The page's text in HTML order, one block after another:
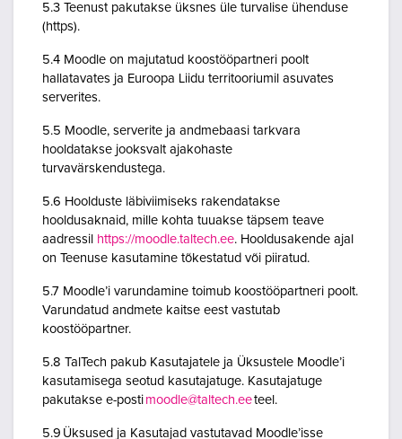
5.3 Teenust pakutakse üksnes üle turvalise ühenduse
(https).
5.4 Moodle on majutatud koostööpartneri poolt
hallatavates ja Euroopa Liidu territooriumil asuvates
serverites.
5.5 Moodle, serverite ja andmebaasi tarkvara
hooldatakse jooksvalt ajakohaste
turvavärskendustega.
5.6 Hoolduste läbiviimiseks rakendatakse
hooldusaknaid, mille kohta tuuakse täpsem teave
aadressil https://moodle.taltech.ee. Hooldusakende ajal
on Teenuse kasutamine tõkestatud või piiratud.
5.7 Moodle’i varundamine toimub koostööpartneri poolt.
Varundatud andmete kaitse eest vastutab
koostööpartner.
5.8 TalTech pakub Kasutajatele ja Üksustele Moodle’i
kasutamisega seotud kasutajatuge. Kasutajatuge
pakutakse e-posti moodle@taltech.eeteel.
5.9 Üksused ja Kasutajad vastutavad Moodle’isse